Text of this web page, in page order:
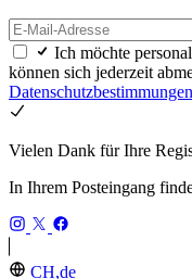
Ich möchte
können sich jederzeit
Vielen Dank für Ihre
In Ihrem Posteingang
CH,de